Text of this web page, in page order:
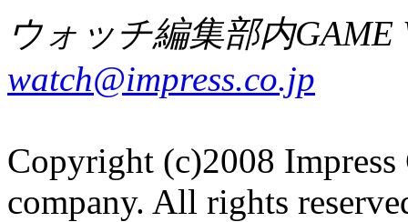
ウォッチ編集部内GAME
watch@impress.co.jp
Copyright (c)2008
company. All rights